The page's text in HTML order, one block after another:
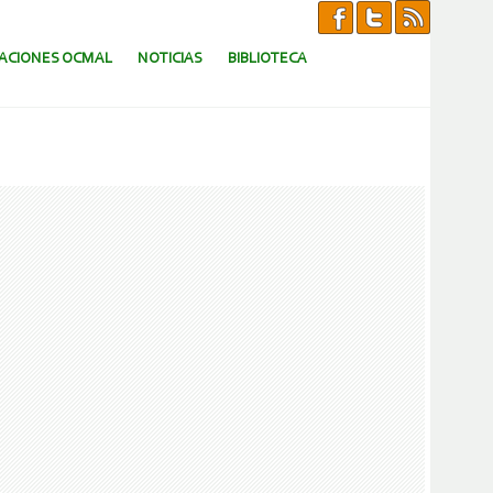
OCMAL NOTICIAS BIBLIOTECA